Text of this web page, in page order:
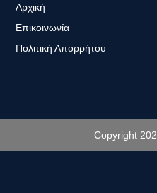
Αρχική
Επικοινωνία
Πολιτική Απορρήτου
Copyright